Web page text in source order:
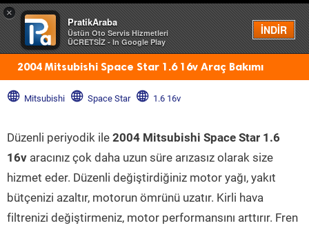
×
PratikAraba
Üstün Oto Servis Hizmetleri
ÜCRETSİZ - In Google Play
İNDİR
Menü
2004 Mitsubishi Space Star 1.6 16v Araç Bakımı
Mitsubishi Space Star 1.6 16v
Düzenli periyodik ile 2004 Mitsubishi Space Star 1.6
16v aracınız çok daha uzun süre arızasız olarak size
hizmet eder. Düzenli değiştirdiğiniz motor yağı, yakıt
bütçenizi azaltır, motorun ömrünü uzatır. Kirli hava
filtrenizi değiştirmeniz, motor performansını arttırır. Fren